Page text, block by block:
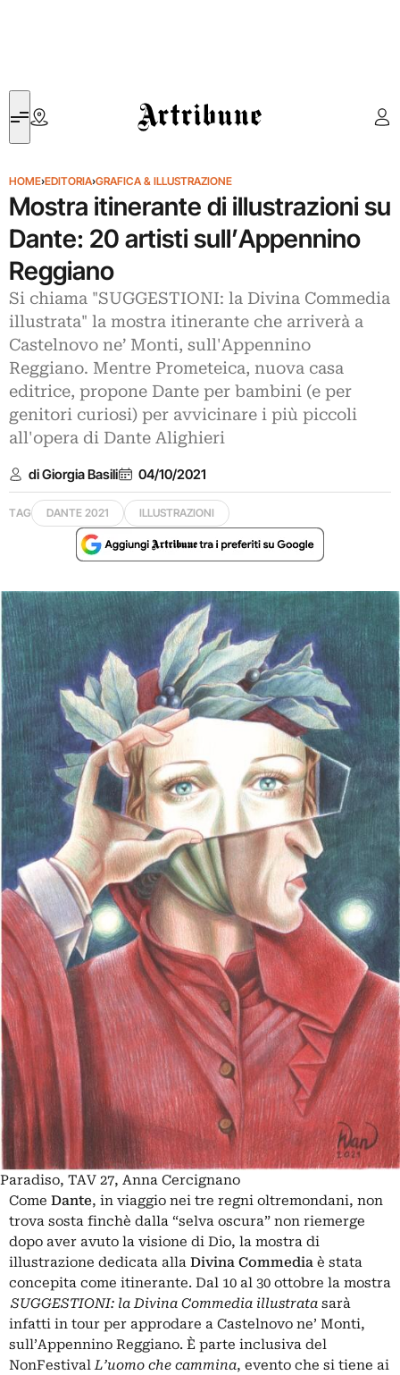
Artribune
HOME›EDITORIA›GRAFICA & ILLUSTRAZIONE
Mostra itinerante di illustrazioni su
Dante: 20 artisti sull’Appennino
Reggiano
Si chiama "SUGGESTIONI: la Divina Commedia
illustrata" la mostra itinerante che arriverà a
Castelnovo ne’ Monti, sull'Appennino
Reggiano. Mentre Prometeica, nuova casa
editrice, propone Dante per bambini (e per
genitori curiosi) per avvicinare i più piccoli
all'opera di Dante Alighieri
di Giorgia Basili 04/10/2021
TAG DANTE 2021 ILLUSTRAZIONI
Paradiso, TAV 27, Anna Cercignano
Come Dante, in viaggio nei tre regni oltremondani, non
trova sosta finchè dalla “selva oscura” non riemerge
dopo aver avuto la visione di Dio, la mostra di
illustrazione dedicata alla Divina Commedia è stata
concepita come itinerante. Dal 10 al 30 ottobre la mostra
SUGGESTIONI: la Divina Commedia illustrata sarà
infatti in tour per approdare a Castelnovo ne’ Monti,
sull’Appennino Reggiano. È parte inclusiva del
NonFestivalL’uomo che cammina, evento che si tiene ai